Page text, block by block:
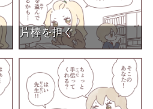
片棒を担ぐ